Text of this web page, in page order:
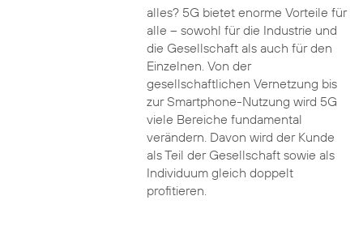
alles? 5G bietet enorme Vorteile für
alle – sowohl für die Industrie und
die Gesellschaft als auch für den
Einzelnen. Von der
gesellschaftlichen Vernetzung bis
zur Smartphone-Nutzung wird 5G
viele Bereiche fundamental
verändern. Davon wird der Kunde
als Teil der Gesellschaft sowie als
Individuum gleich doppelt
profitieren.